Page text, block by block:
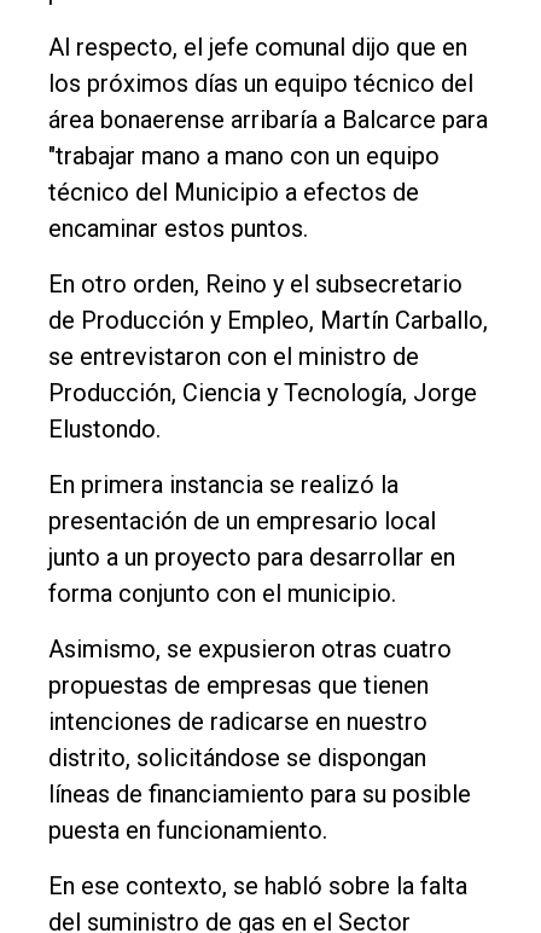
Al respecto, el jefe comunal dijo que en
los próximos días un equipo técnico del
área bonaerense arribaría a Balcarce para
"trabajar mano a mano con un equipo
técnico del Municipio a efectos de
encaminar estos puntos.
En otro orden, Reino y el subsecretario
de Producción y Empleo, Martín Carballo,
se entrevistaron con el ministro de
Producción, Ciencia y Tecnología, Jorge
Elustondo.
En primera instancia se realizó la
presentación de un empresario local
junto a un proyecto para desarrollar en
forma conjunto con el municipio.
Asimismo, se expusieron otras cuatro
propuestas de empresas que tienen
intenciones de radicarse en nuestro
distrito, solicitándose se dispongan
líneas de financiamiento para su posible
puesta en funcionamiento.
En ese contexto, se habló sobre la falta
del suministro de gas en el Sector